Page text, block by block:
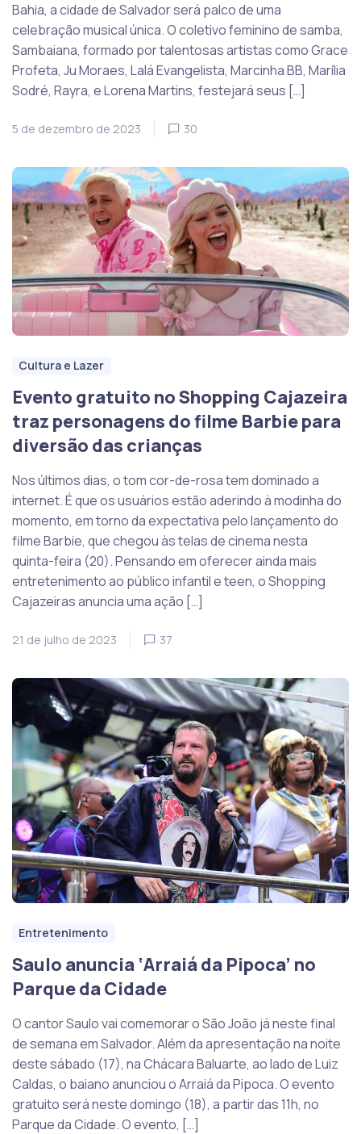
Bahia, a cidade de Salvador será palco de uma
celebração musical única. O coletivo feminino de samba,
Sambaiana, formado por talentosas artistas como Grace
Profeta, Ju Moraes, Lalá Evangelista, Marcinha BB, Marília
Sodré, Rayra, e Lorena Martins, festejará seus […]
5 de dezembro de 2023 30
Cultura e Lazer
Evento gratuito no Shopping Cajazeira
traz personagens do filme Barbie para
diversão das crianças
Nos últimos dias, o tom cor-de-rosa tem dominado a
internet. É que os usuários estão aderindo à modinha do
momento, em torno da expectativa pelo lançamento do
filme Barbie, que chegou às telas de cinema nesta
quinta-feira (20). Pensando em oferecer ainda mais
entretenimento ao público infantil e teen, o Shopping
Cajazeiras anuncia uma ação […]
21 de julho de 2023 37
Entretenimento
Saulo anuncia ‘Arraiá da Pipoca’ no
Parque da Cidade
O cantor Saulo vai comemorar o São João já neste final
de semana em Salvador. Além da apresentação na noite
deste sábado (17), na Chácara Baluarte, ao lado de Luiz
Caldas, o baiano anunciou o Arraiá da Pipoca. O evento
gratuito será neste domingo (18), a partir das 11h, no
Parque da Cidade. O evento, […]